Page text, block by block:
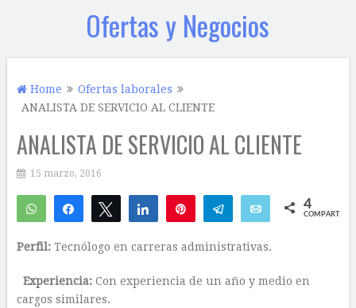
Ofertas y Negocios
Home
Ofertas laborales
ANALISTA DE SERVICIO AL CLIENTE
ANALISTA DE SERVICIO AL CLIENTE
15 marzo, 2016
WhatsAppCompartirTwittear Compartir Telegram Email 4
COMPARTIR
Perfil:Tecnólogo en carreras administrativas.
Experiencia:Con experiencia de un año y medio en
cargos similares.